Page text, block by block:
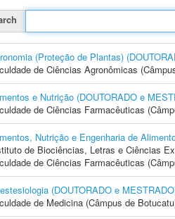
(Proteção de Plantas)
de Ciências Agronômicas
e Nutrição (DOUTORADO e
de Ciências Farmacêuticas
Nutrição e Engenharia de
de Biociências, Letras e Ciências
de Ciências Farmacêuticas
(DOUTORADO e
de Medicina (Câmpus de